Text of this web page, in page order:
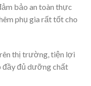
bảo an toàn thực
phụ gia rất tốt cho
thị trường, tiện lợi
đầy đủ dưỡng chất